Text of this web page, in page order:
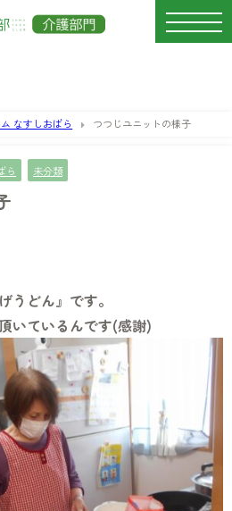
なすしおばら つつじユニットの様子
ら 未分類
うどん』です。
いているんです(感謝)